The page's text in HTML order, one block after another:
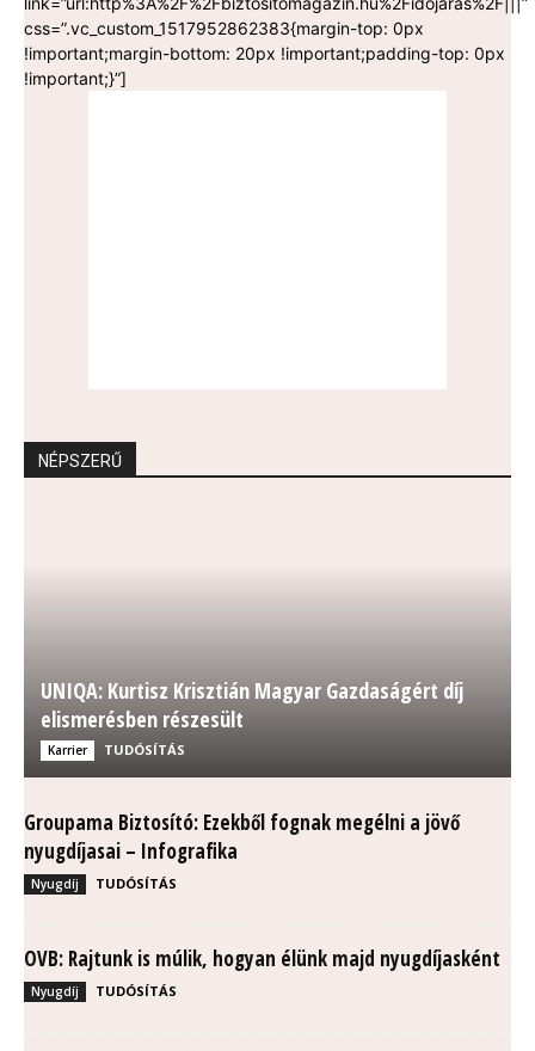
css=”.vc_custom_1517952862383{margin-top: 0px
!important;margin-bottom: 20px !important;padding-top: 0px
!important;}”]
NÉPSZERŰ
UNIQA: Kurtisz Krisztián Magyar Gazdaságért díj
elismerésben részesült
Karrier TUDÓSÍTÁS
Groupama Biztosító: Ezekből fognak megélni a jövő
nyugdíjasai – Infografika
Nyugdíj TUDÓSÍTÁS
OVB: Rajtunk is múlik, hogyan élünk majd nyugdíjasként
Nyugdíj TUDÓSÍTÁS